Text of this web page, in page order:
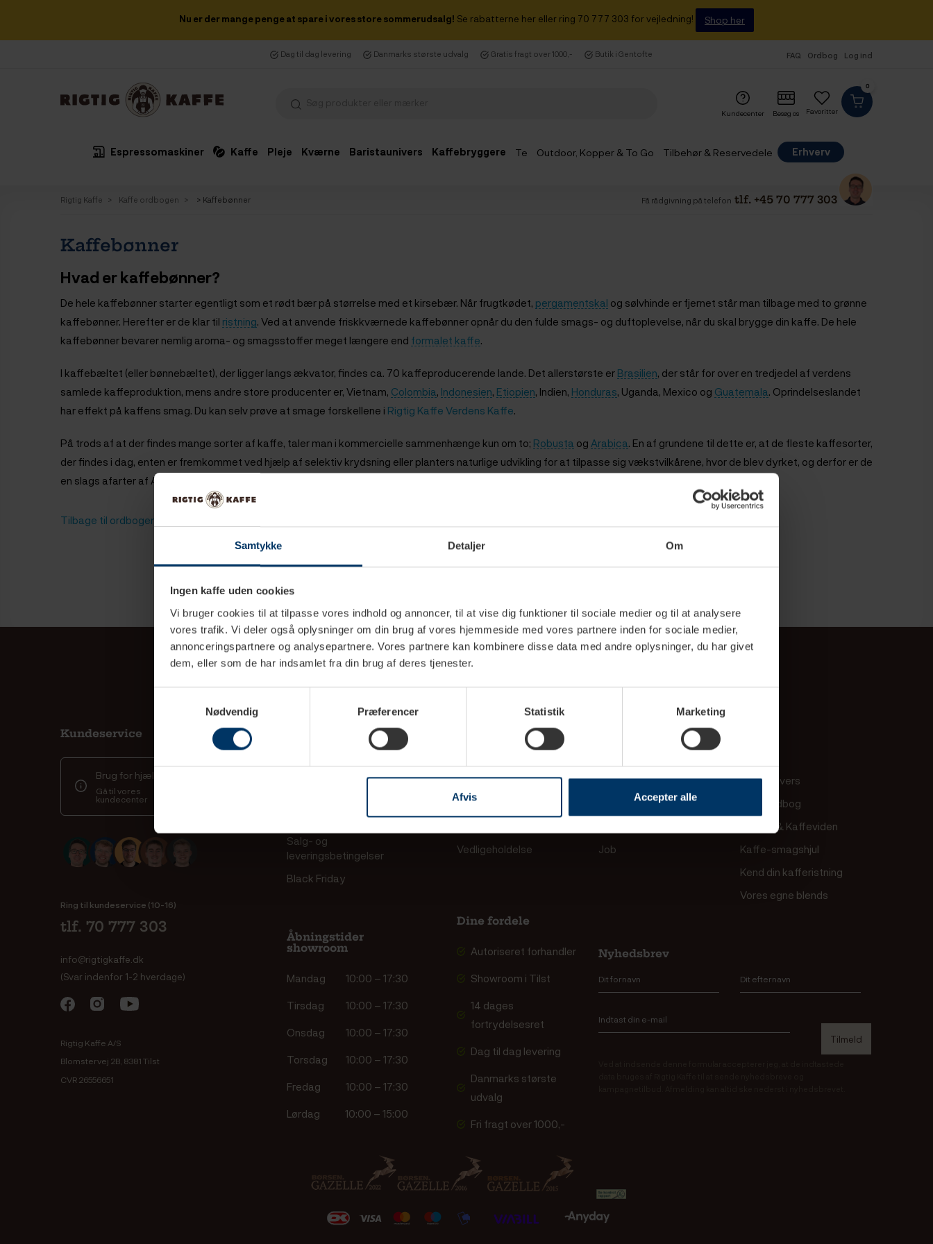
Samtykke Detaljer Om
Ingen kaffe uden cookies
Vi bruger cookies til at tilpasse vores indhold og annoncer, til at vise dig funktioner til sociale medier og til at analysere
vores trafik. Vi deler også oplysninger om din brug af vores hjemmeside med vores partnere inden for sociale medier,
annonceringspartnere og analysepartnere. Vores partnere kan kombinere disse data med andre oplysninger, du har givet
dem, eller som de har indsamlet fra din brug af deres tjenester.
Nødvendig
Præferencer Statistik Marketing
Afvis Accepter alle
Nu er der mange penge at spare i vores store sommerudsalg! Se rabatterne her eller ring 70 777 303 for vejledning! Shop her
Dag til dag levering Danmarks største udvalg Gratis fragt over 1000,- Butik i Gentofte FAQ Ordbog Log ind
0
Favoritter
Kundecenter Besøg os
Espressomaskiner Kaffe Pleje Kværne Baristaunivers Kaffebryggere Te Outdoor, Kopper & To Go Tilbehør & Reservedele
Erhverv
Rigtig Kaffe Kaffe ordbogen > Kaffebønner Få rådgivning på telefon tlf. +45 70 777 303
Kaffebønner
Hvad er kaffebønner?
De hele kaffebønner starter egentligt som et rødt bær på størrelse med et kirsebær. Når frugtkødet, pergamentskal og sølvhinde er fjernet står man tilbage med to grønne
kaffebønner. Herefter er de klar til ristning. Ved at anvende friskkværnede kaffebønner opnår du den fulde smags- og duftoplevelse, når du skal brygge din kaffe. De hele
kaffebønner bevarer nemlig aroma- og smagsstoffer meget længere end formalet kaffe.
I kaffebæltet (eller bønnebæltet), der ligger langs ækvator, findes ca. 70 kaffeproducerende lande. Det allerstørste er Brasilien, der står for over en tredjedel af verdens
samlede kaffeproduktion, mens andre store producenter er, Vietnam, Colombia, Indonesien, Etiopien, Indien, Honduras, Uganda, Mexico og Guatemala. Oprindelseslandet
har effekt på kaffens smag. Du kan selv prøve at smage forskellene i Rigtig Kaffe Verdens Kaffe.
På trods af at der findes mange sorter af kaffe, taler man i kommercielle sammenhænge kun om to; Robusta og Arabica. En af grundene til dette er, at de fleste kaffesorter,
der findes i dag, enten er fremkommet ved hjælp af selektiv krydsning eller planters naturlige udvikling for at tilpasse sig vækstvilkårene, hvor de blev dyrket, og derfor er de
en slags afarter af Arabica og Robusta. Du kan læse mere om forskellene mellem de to arter
Tilbage til ordbogen
Kundeservice
Brug for hjælp?
Gå til vores
kundecenter
Ring til kundeservice (10-16)
tlf. 70 777 303
info@rigtigkaffe.dk
(Svar indenfor 1-2 hverdage)
Rigtig Kaffe A/S
Blomstervej 2B, 8381 Tilst
CVR 26556651
Finansiering hos Rigtig
Salg- og
leveringsbetingelser
Black Friday
Åbningstider
showroom
Mandag
10:00 – 17:30
Tirsdag
10:00 – 17:30
Onsdag
10:00 – 17:30
Torsdag
10:00 – 17:30
Fredag
10:00 – 17:30
Lørdag
10:00 – 15:00
Fortrydelsesformular
Transportskade
Vedligeholdelse
Dine fordele
Autoriseret forhandler
Showroom i Tilst
14 dages
fortrydelsesret
Dag til dag levering
Danmarks største
udvalg
Fri fragt over 1000,-
Vores showroom
Club Barista
Job
Kaffeunivers
Kaffeordbog
Guides & Kaffeviden
Kaffe-smagshjul
Kend din kafferistning
Vores egne blends
Nyhedsbrev